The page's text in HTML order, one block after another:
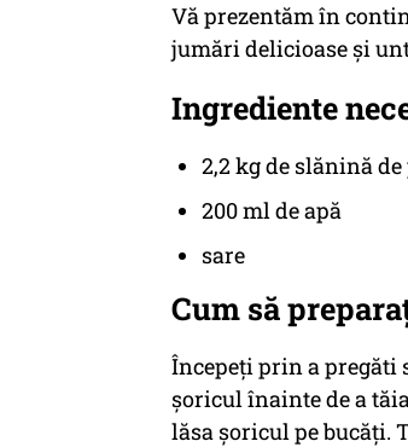
Vă prezentăm în
jumări delicioase și
Ingrediente
2,2 kg de slănină
200 ml de apă
sare
Cum să
Începeți prin a pregăti
șoricul înainte de a
lăsa șoricul pe